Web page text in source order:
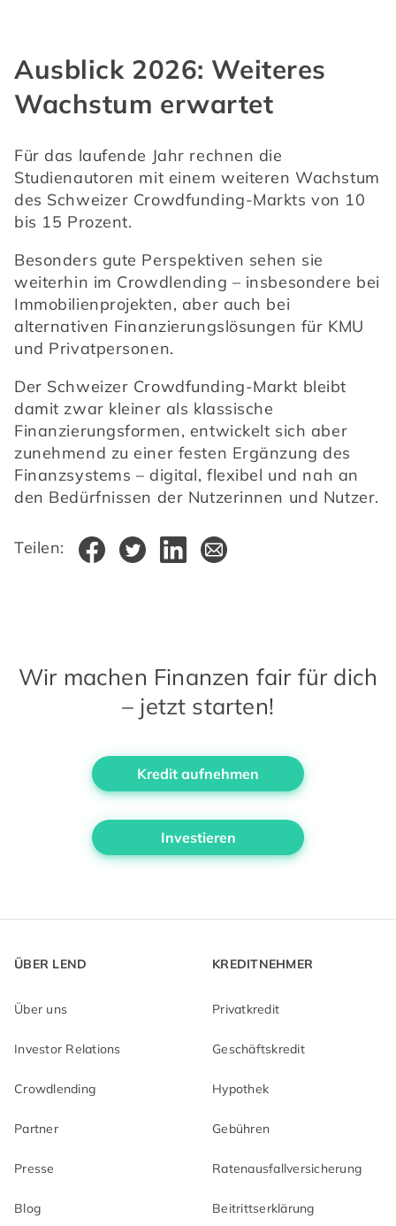
Ausblick 2026: Weiteres
Wachstum erwartet
Für das laufende Jahr rechnen die
Studienautoren mit einem weiteren Wachstum
des Schweizer Crowdfunding-Markts von 10
bis 15 Prozent.
Besonders gute Perspektiven sehen sie
weiterhin im Crowdlending – insbesondere bei
Immobilienprojekten, aber auch bei
alternativen Finanzierungslösungen für KMU
und Privatpersonen.
Der Schweizer Crowdfunding-Markt bleibt
damit zwar kleiner als klassische
Finanzierungsformen, entwickelt sich aber
zunehmend zu einer festen Ergänzung des
Finanzsystems – digital, flexibel und nah an
den Bedürfnissen der Nutzerinnen und Nutzer.
Teilen:
Wir machen Finanzen fair für dich
– jetzt starten!
Kredit aufnehmen
Investieren
ÜBER LEND
Über uns
Investor Relations
Crowdlending
Partner
Presse
Blog
KREDITNEHMER
Privatkredit
Geschäftskredit
Hypothek
Gebühren
Ratenausfallversicherung
Beitrittserklärung